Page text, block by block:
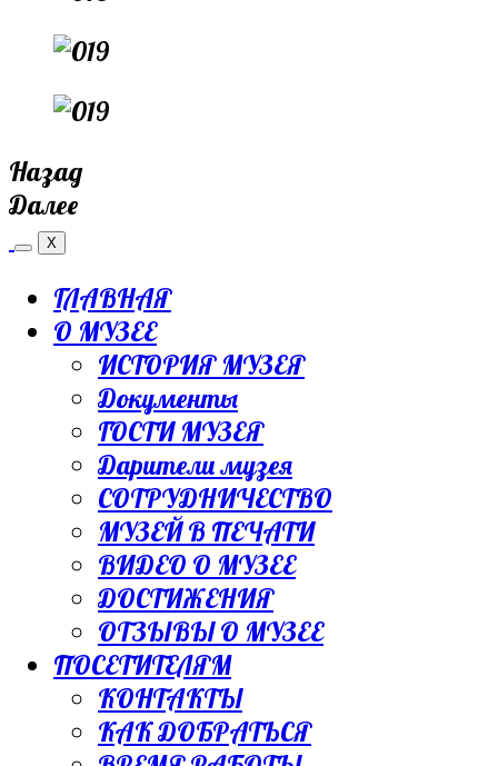
Назад
Далее
X
ГЛАВНАЯ
О МУЗЕЕ
ИСТОРИЯ МУЗЕЯ
Документы
ГОСТИ МУЗЕЯ
Дарители музея
СОТРУДНИЧЕСТВО
МУЗЕЙ В ПЕЧАТИ
ВИДЕО О МУЗЕЕ
ДОСТИЖЕНИЯ
ОТЗЫВЫ О МУЗЕЕ
ПОСЕТИТЕЛЯМ
КОНТАКТЫ
КАК ДОБРАТЬСЯ